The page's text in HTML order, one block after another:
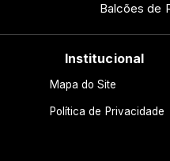
Balcões de
Institucional
Mapa do Site
Política de Privacidade